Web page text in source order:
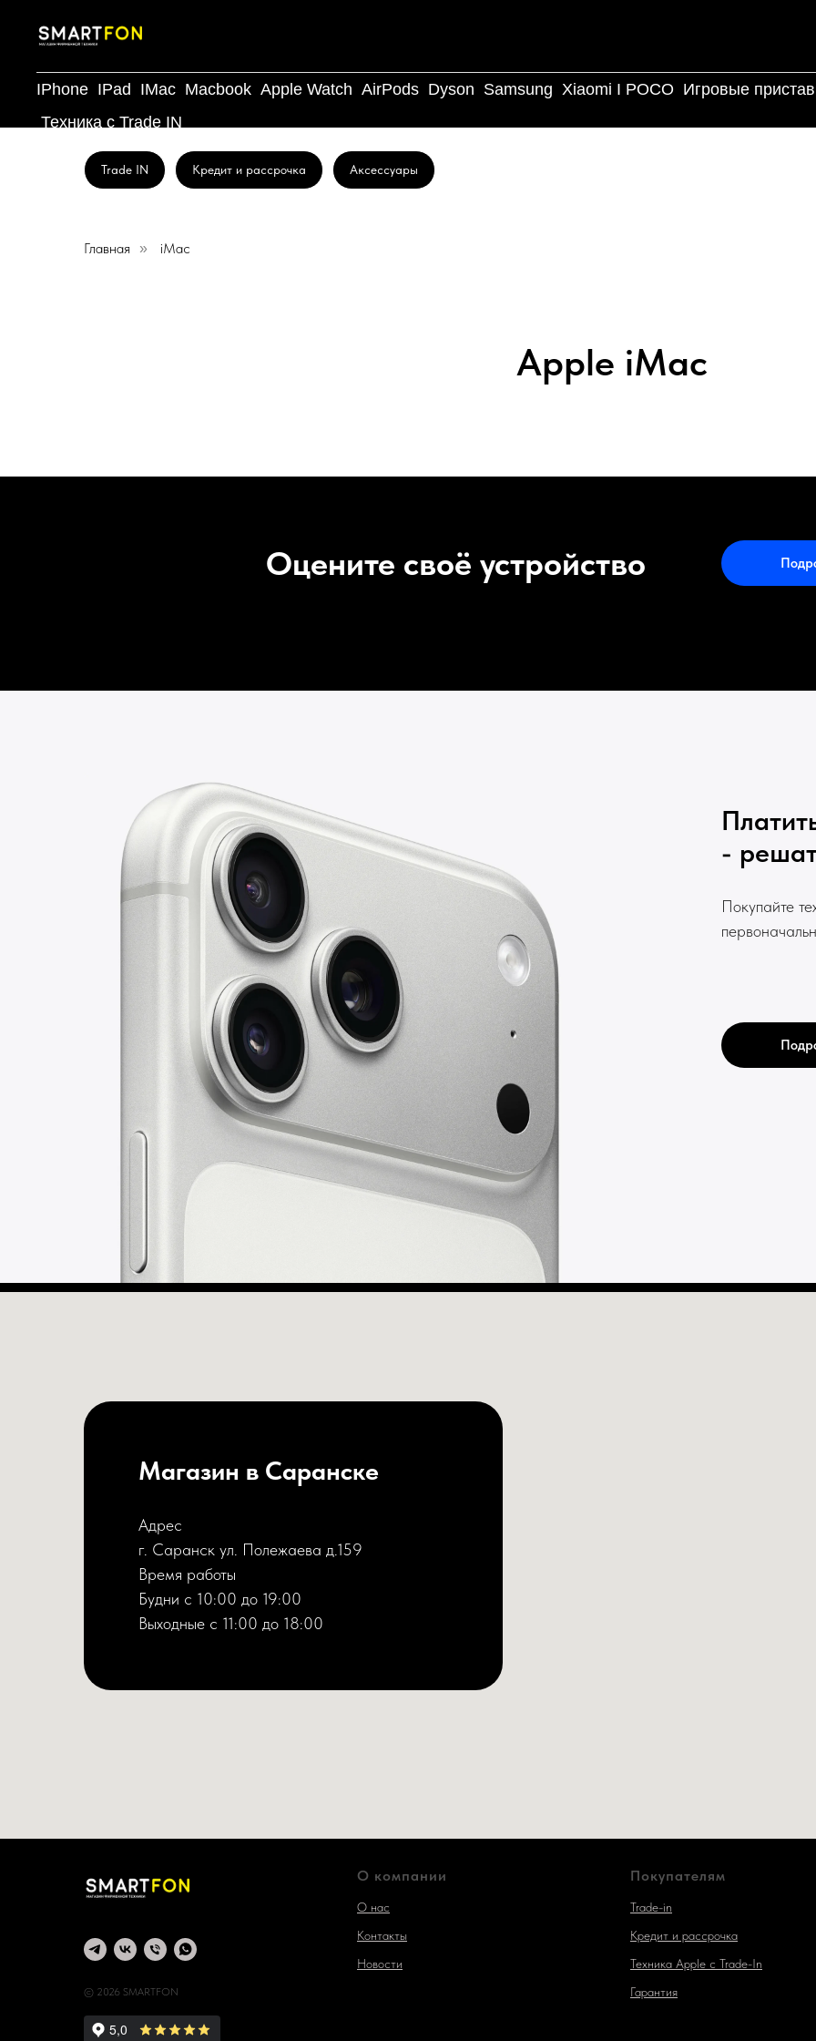
IPhone IPad IMac Macbook Apple Watch AirPods Dyson Samsung Xiaomi I POCO Игровые
Техника с Trade IN
Trade IN Кредит и рассрочка Аксессуары
Главная » iMac
Apple iMac
Оцените своё устройство
-
Покупайте
Магазин в Саранске
Адрес
г. Саранск ул. Полежаева д.159
Время работы
Будни с 10:00 до 19:00
Выходные с 11:00 до 18:00
© 2026 SMARTFON
О компании
О нас
Контакты
Новости
Покупателям
Trade-in
Кредит и рассрочка
Техника Apple c Trade-In
Гарантия